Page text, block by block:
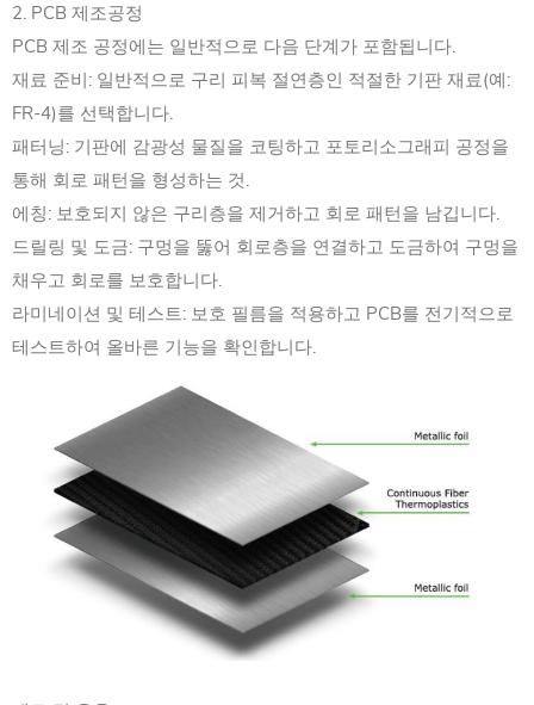
2. PCB 제조공정
PCB 제조 공정에는 일반적으로 다음 단계가 포함됩니다.
재료 준비: 일반적으로 구리 피복 절연층인 적절한 기판 재료(예:
FR-4)를 선택합니다.
패터닝: 기판에 감광성 물질을 코팅하고 포토리소그래피 공정을
통해 회로 패턴을 형성하는 것.
에칭: 보호되지 않은 구리층을 제거하고 회로 패턴을 남깁니다.
드릴링 및 도금: 구멍을 뚫어 회로층을 연결하고 도금하여 구멍을
채우고 회로를 보호합니다.
라미네이션 및 테스트: 보호 필름을 적용하고 PCB를 전기적으로
테스트하여 올바른 기능을 확인합니다.